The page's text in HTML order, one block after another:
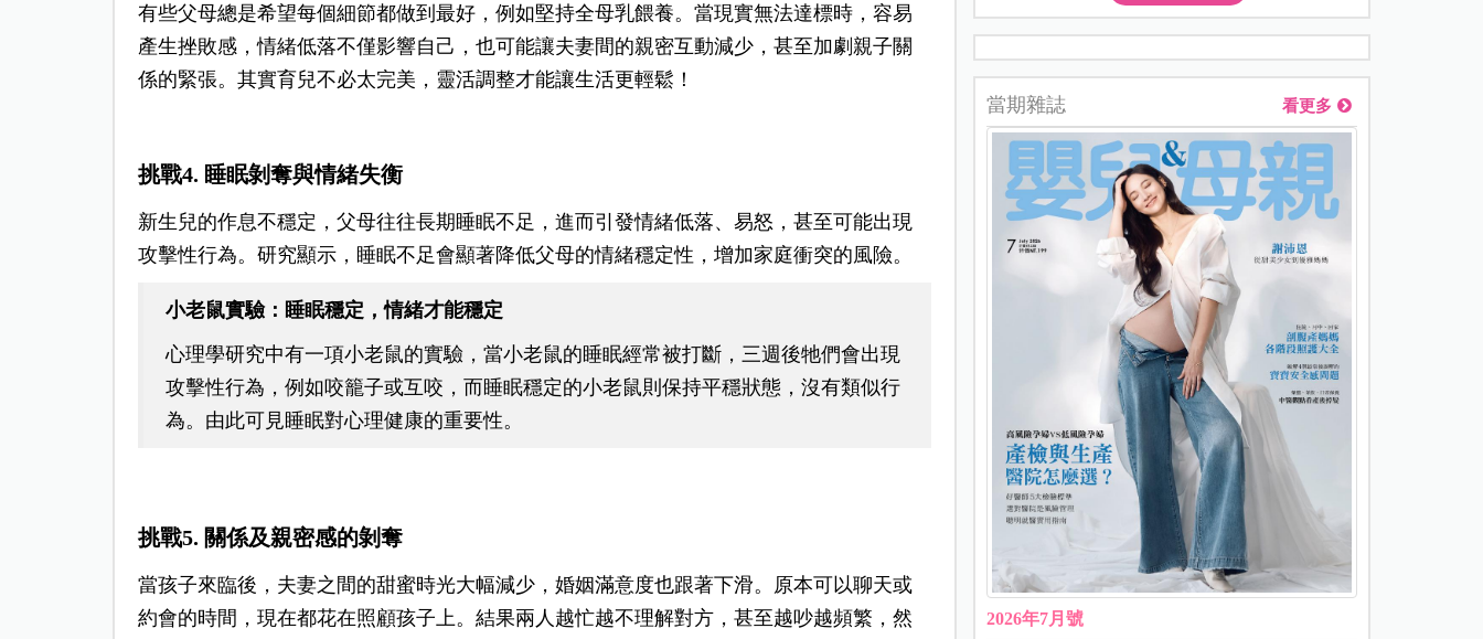
有些父母總是希望每個細節都做到最好，例如堅持全母乳餵養。當現實無法達標時，容易
產生挫敗感，情緒低落不僅影響自己，也可能讓夫妻間的親密互動減少，甚至加劇親子關
係的緊張。其實育兒不必太完美，靈活調整才能讓生活更輕鬆！
挑戰4. 睡眠剝奪與情緒失衡
新生兒的作息不穩定，父母往往長期睡眠不足，進而引發情緒低落、易怒，甚至可能出現
攻擊性行為。研究顯示，睡眠不足會顯著降低父母的情緒穩定性，增加家庭衝突的風險。
小老鼠實驗：睡眠穩定，情緒才能穩定
心理學研究中有一項小老鼠的實驗，當小老鼠的睡眠經常被打斷，三週後牠們會出現
攻擊性行為，例如咬籠子或互咬，而睡眠穩定的小老鼠則保持平穩狀態，沒有類似行
為。由此可見睡眠對心理健康的重要性。
挑戰5. 關係及親密感的剝奪
當孩子來臨後，夫妻之間的甜蜜時光大幅減少，婚姻滿意度也跟著下滑。原本可以聊天或
約會的時間，現在都花在照顧孩子上。結果兩人越忙越不理解對方，甚至越吵越頻繁，然
當期雜誌 看更多
2026年7月號